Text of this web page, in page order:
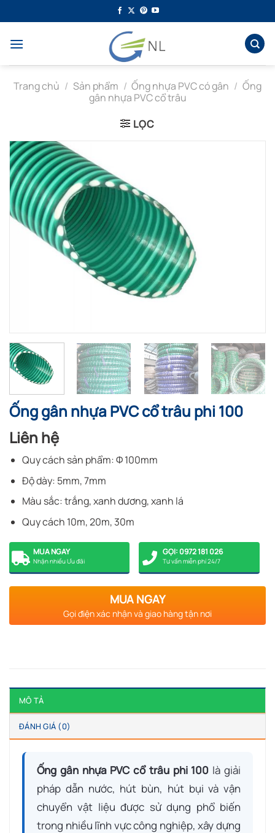
qua
dung
Trang chủ / Sản phẩm / Ống nhựa PVC có gân / Ống
gân nhựa PVC cổ trâu
LỌC
Ống gân nhựa PVC cổ trâu phi 100
Liên hệ
Quy cách sản phẩm: Φ 100mm
Độ dày: 5mm, 7mm
Màu sắc: trắng, xanh dương, xanh lá
Quy cách 10m, 20m, 30m
MUA NGAY
Nhận nhiều Ưu đãi
GỌI: 0972 181 026
Tư vấn miễn phí 24/7
MUA NGAY
Gọi điện xác nhận và giao hàng tận nơi
MÔ TẢ
ĐÁNH GIÁ (0)
Ống gân nhựa PVC cổ trâu phi 100 là giải
pháp dẫn nước, hút bùn, hút bụi và vận
chuyển vật liệu được sử dụng phổ biến
trong nhiều lĩnh vực công nghiệp, xây dựng